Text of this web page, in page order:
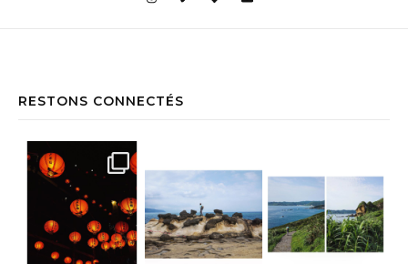
RESTONS CONNECTÉS